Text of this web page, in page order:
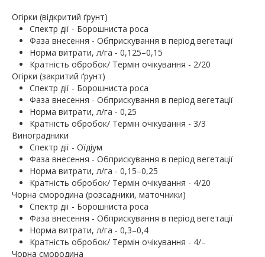
Огірки (відкритий ґрунт)
Спектр дії - Борошниста роса
Фаза внесення - Обприскування в період вегетації
Норма витрати, л/га - 0,125–0,15
Кратність обробок/ Термін очікування - 2/20
Огірки (закритий ґрунт)
Спектр дії - Борошниста роса
Фаза внесення - Обприскування в період вегетації
Норма витрати, л/га - 0,25
Кратність обробок/ Термін очікування - 3/3
Виноградники
Спектр дії - Оїдіум
Фаза внесення - Обприскування в період вегетації
Норма витрати, л/га - 0,15–0,25
Кратність обробок/ Термін очікування - 4/20
Чорна смородина (розсадники, маточники)
Спектр дії - Борошниста роса
Фаза внесення - Обприскування в період вегетації
Норма витрати, л/га - 0,3–0,4
Кратність обробок/ Термін очікування - 4/–
Чорна смородина